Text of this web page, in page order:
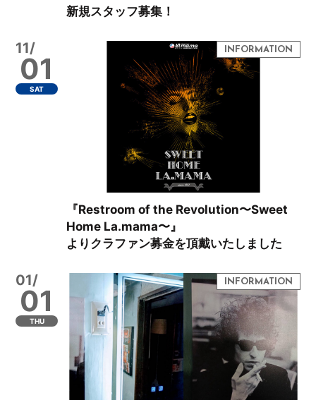
新規スタッフ募集！
11/
01
SAT
『Restroom of the Revolution〜Sweet
Home La.mama〜』
よりクラファン募金を頂戴いたしました
01/
01
THU